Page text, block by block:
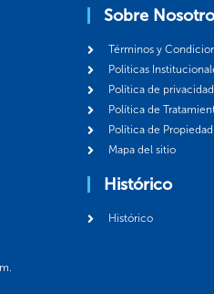
Sobre
Términos y
Politicas
Política de privacidad
Política de
Política de
Mapa del sitio
Histórico
Histórico